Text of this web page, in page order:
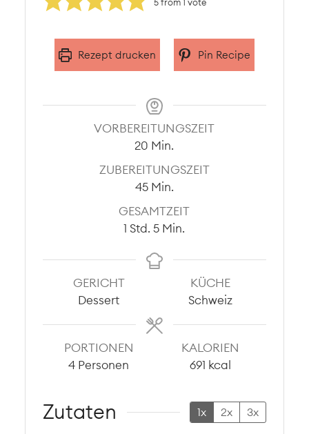
Rezept drucken Pin Recipe
VORBEREITUNGSZEIT
20 Minuten
Min.
ZUBEREITUNGSZEIT
45Minuten
Min.
GESAMTZEIT
1 Stunde
Std. 5Minuten
Min.
GERICHT
Dessert
KÜCHE
Schweiz
PORTIONEN
4 Personen
KALORIEN
691 kcal
Zutaten 1x 2x 3x